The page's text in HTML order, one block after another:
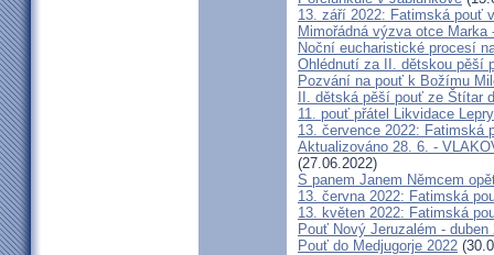
13. září 2022: Fatimská pouť
Mimořádná výzva otce
Noční eucharistické procesí
Ohlédnutí za II. dětskou pěší
Pozvání na pouť k Božímu
II. dětská pěší pouť ze Štítar
11. pouť přátel Likvidace Lepry
13. července 2022: Fatimská
Aktualizováno 28. 6. -
(27.06.2022)
S panem Janem Němcem
13. června 2022: Fatimská
13. květen 2022: Fatimská
Pouť Nový Jeruzalém - duben
Pouť do Medjugorje 2022